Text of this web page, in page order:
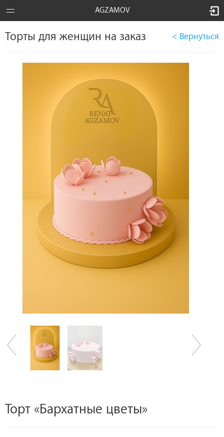
AGZAMOV
Торты для женщин на заказ < Вернуться
Торт «Бархатные цветы»